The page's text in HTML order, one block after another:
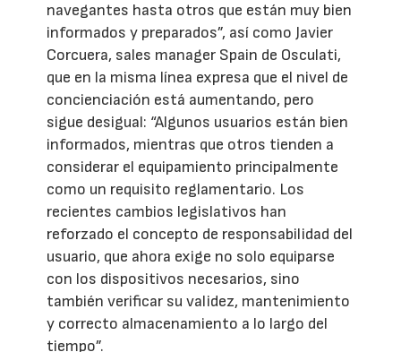
navegantes hasta otros que están muy bien
informados y preparados”, así como Javier
Corcuera, sales manager Spain de Osculati,
que en la misma línea expresa que el nivel de
concienciación está aumentando, pero
sigue desigual: “Algunos usuarios están bien
informados, mientras que otros tienden a
considerar el equipamiento principalmente
como un requisito reglamentario. Los
recientes cambios legislativos han
reforzado el concepto de responsabilidad del
usuario, que ahora exige no solo equiparse
con los dispositivos necesarios, sino
también verificar su validez, mantenimiento
y correcto almacenamiento a lo largo del
tiempo”.